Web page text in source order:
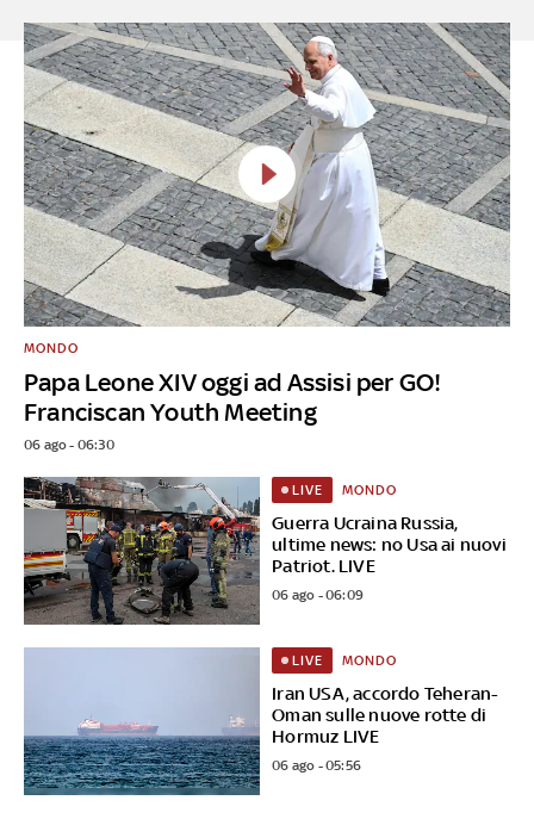
Papa Leone XIV oggi ad Assisi per GO!
Franciscan Youth Meeting
MONDO
06 ago - 06:30
Guerra Ucraina Russia,
ultime news: no Usa ai nuovi
Patriot. LIVE
LIVE MONDO
06 ago - 06:09
Iran USA, accordo Teheran-
Oman sulle nuove rotte di
Hormuz LIVE
LIVE MONDO
06 ago - 05:56